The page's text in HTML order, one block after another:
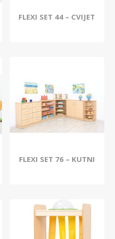
FLEXI SET 44 – CVIJET
FLEXI SET 76 – KUTNI